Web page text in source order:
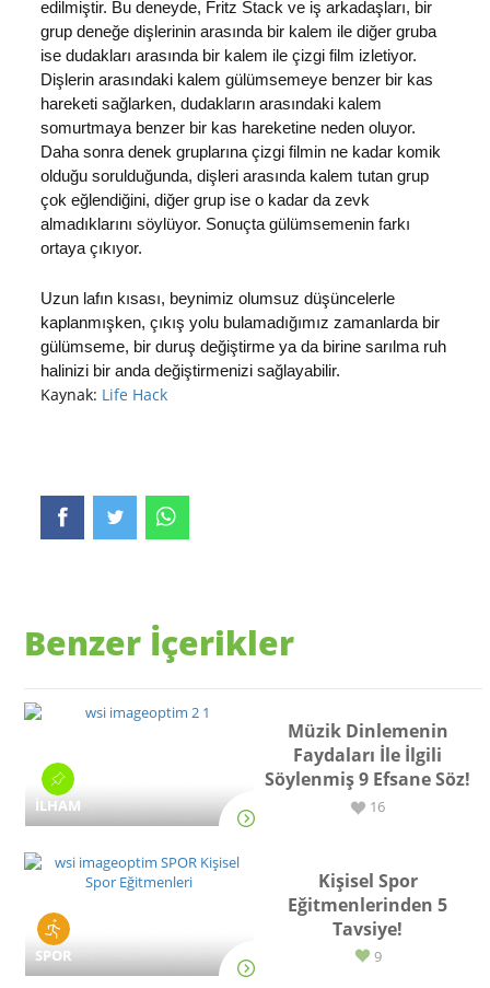
edilmiştir. Bu deneyde, Fritz Stack ve iş arkadaşları, bir
grup deneğe dişlerinin arasında bir kalem ile diğer gruba
ise dudakları arasında bir kalem ile çizgi film izletiyor.
Dişlerin arasındaki kalem gülümsemeye benzer bir kas
hareketi sağlarken, dudakların arasındaki kalem
somurtmaya benzer bir kas hareketine neden oluyor.
Daha sonra denek gruplarına çizgi filmin ne kadar komik
olduğu sorulduğunda, dişleri arasında kalem tutan grup
çok eğlendiğini, diğer grup ise o kadar da zevk
almadıklarını söylüyor. Sonuçta gülümsemenin farkı
ortaya çıkıyor.
Uzun lafın kısası, beynimiz olumsuz düşüncelerle
kaplanmışken, çıkış yolu bulamadığımız zamanlarda bir
gülümseme, bir duruş değiştirme ya da birine sarılma ruh
halinizi bir anda değiştirmenizi sağlayabilir.
Kaynak: Life Hack
Benzer İçerikler
İLHAM
Müzik Dinlemenin
Faydaları İle İlgili
Söylenmiş 9 Efsane Söz!
16
SPOR
Kişisel Spor
Eğitmenlerinden 5
Tavsiye!
9